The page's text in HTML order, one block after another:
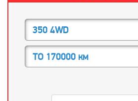
350 4WD
ТО 170000 км